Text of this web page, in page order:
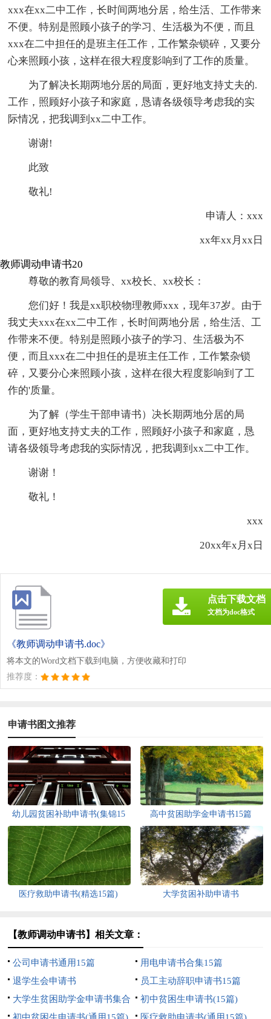
xxx在xx二中工作，长时间两地分居，给生活、工作带来
不便。特别是照顾小孩子的学习、生活极为不便，而且
xxx在二中担任的是班主任工作，工作繁杂锁碎，又要分
心来照顾小孩，这样在很大程度影响到了工作的质量。
为了解决长期两地分居的局面，更好地支持丈夫的.
工作，照顾好小孩子和家庭，恳请各级领导考虑我的实
际情况，把我调到xx二中工作。
谢谢!
此致
敬礼!
申请人：xxx
xx年xx月xx日
教师调动申请书20
尊敬的教育局领导、xx校长、xx校长：
您们好！我是xx职校物理教师xxx，现年37岁。由于
我丈夫xxx在xx二中工作，长时间两地分居，给生活、工
作带来不便。特别是照顾小孩子的学习、生活极为不
便，而且xxx在二中担任的是班主任工作，工作繁杂锁
碎，又要分心来照顾小孩，这样在很大程度影响到了工
作的'质量。
为了解（学生干部申请书）决长期两地分居的局
面，更好地支持丈夫的工作，照顾好小孩子和家庭，恳
请各级领导考虑我的实际情况，把我调到xx二中工作。
谢谢！
敬礼！
xxx
20xx年x月x日
《教师调动申请书.doc》
将本文的Word文档下载到电脑，方便收藏和打印
推荐度：
点击下载文档
文档为doc格式
申请书图文推荐
幼儿园贫困补助申请书(集锦15
篇)
高中贫困助学金申请书15篇
医疗救助申请书(精选15篇) 大学贫困补助申请书
【教师调动申请书】相关文章：
公司申请书通用15篇
用电申请书合集15篇
退学生会申请书
员工主动辞职申请书15篇
大学生贫困助学金申请书集合
初中贫困生申请书(15篇)